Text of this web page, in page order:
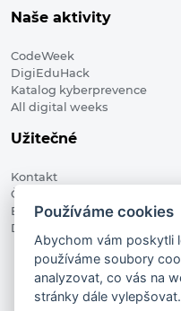
Naše aktivity
CodeWeek
DigiEduHack
Katalog kyberprevence
All digital weeks
Užitečné
Kontakt
Členské organizace
Blog
Digitalizace ve vzdělávání
DigiKoalice
Vstup do
Používáme cookies
Abychom vám poskytli
používáme soubory
analyzovat, co vás na
stránky dále vylepšovat.